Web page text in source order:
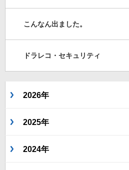
こんなん出ました。
ドラレコ・セキュリティ
2026年
2025年
2024年